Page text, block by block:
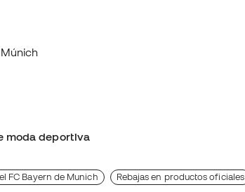
moda deportiva
FC Bayern de Munich Rebajas en productos oficiales